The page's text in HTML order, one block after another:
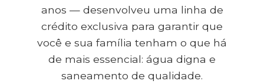
anos — desenvolveu uma linha de
crédito exclusiva para garantir que
você e sua família tenham o que há
de mais essencial: água digna e
saneamento de qualidade.